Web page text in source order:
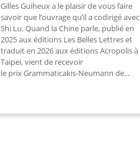
Gilles Guiheux a le plaisir de vous faire
savoir que l’ouvrage qu’il a codirigé avec
Shi Lu, Quand la Chine parle, publié en
2025 aux éditions Les Belles Lettres et
traduit en 2026 aux éditions Acropolis à
Taipei, vient de recevoir
le prix Grammaticakis-Neumann de...